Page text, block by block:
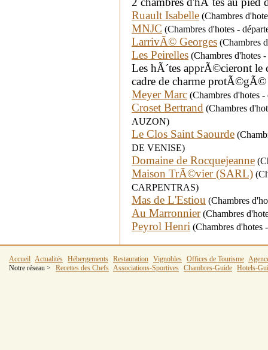
Ruault Isabelle (Chambres
MNJC (Chambres d'hotes -
LarrivÃ© Georges (Chambres
Les Peirelles (Chambres
Les hÃ´tes apprÃ©cieront le
cadre de charme
Meyer Marc (Chambres d'hotes
Croset Bertrand (Chambres
AUZON)
Le Clos Saint Saourde
DE VENISE)
Domaine de Rocquejeanne
Maison TrÃ©vier (SARL)
CARPENTRAS)
Mas de L'Estiou (Chambres
Au Marronnier(Chambres
Peyrol Henri (Chambres
Accueil Actualités Hébergements Restauration Vignobles Offices de Tourisme
Notre réseau >
Recettes des Chefs Associations-Sportives Chambres-Guide Hotels-